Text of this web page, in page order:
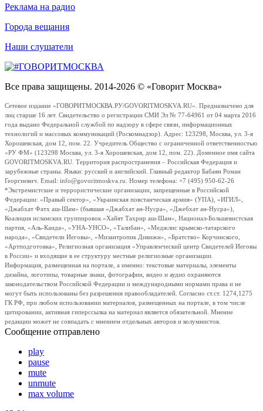
Реклама на радио
Города вещания
Наши слушатели
Все права защищены. 2014-2026 © «Говорит Москва»
Сетевое издание «ГОВОРИТМОСКВА.РУ/GOVORITMOSKVA.RU». Предназначено для
лиц старше 16 лет. Свидетельство о регистрации СМИ Эл № 77-64961 от 04 марта 2016
года выдано Федеральной службой по надзору в сфере связи, информационных
технологий и массовых коммуникаций (Роскомнадзор). Адрес: 123298, Москва, ул. 3-я
Хорошевская, дом 12, пом. 22. Учредитель Общество с ограниченной ответственностью
«РУ ФМ» (123298 Москва, ул. 3-я Хорошевская, дом 12, пом. 22). Доменное имя сайта
GOVORITMOSKVA.RU. Территория распространения – Российская Федерация и
зарубежные страны. Языки: русский и английский. Главный редактор Бабаян Роман
Георгиевич. Email: info@govoritmoskva.ru. Номер телефона: +7 (495) 950-62-26
*Экстремистские и террористические организации, запрещенные в Российской
Федерации: «Правый сектор», «Украинская повстанческая армия» (УПА), «ИГИЛ»,
«Джабхат Фатх аш-Шам» (бывшая «Джабхат ан-Нусра», «Джебхат ан-Нусра»),
Коалиция исламских группировок «Хайят Тахрир аш-Шам», Национал-Большевистская
партия, «Аль-Каида», «УНА-УНСО», «Талибан», «Меджлис крымско-татарского
народа», «Свидетели Иеговы», «Мизантропик Дивижн», «Братство» Корчинского,
«Артподготовка», Религиозная организация «Управленческий центр Свидетелей Иеговы
в России» и входящие в ее структуру местные религиозные организации.
Информация, размещенная на портале, а именно: текстовые материалы, элементы
дизайна, логотипы, товарные знаки, фотографии, видео и аудио охраняются
законодательством Российской Федерации и международными нормами права и не
могут быть использованы без разрешения правообладателей. Согласно ст.ст. 1274,1275
ГК РФ, при любом использовании материалов, размещенных на портале, в том числе
цитировании, активная гиперссылка на материал является обязательной. Мнение
редакции может не совпадать с мнением отдельных авторов и колумнистов.
Сообщение отправлено
play
pause
mute
unmute
max volume